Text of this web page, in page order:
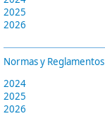
2025
2026
Normas y Reglamentos
2024
2025
2026